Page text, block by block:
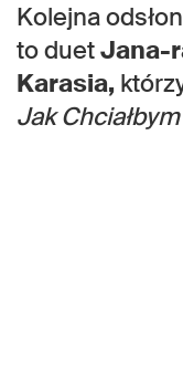
Kolejna
to duetJana-
Karasia,
Jak